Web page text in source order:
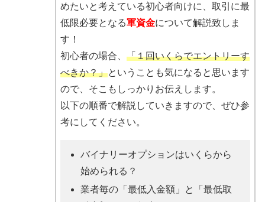
めたいと考えている初心者向けに、取引に最
低限必要となる軍資金について解説致しま
す！
初心者の場合、 「１回いくらでエントリーす
べきか？」ということも気になると思います
ので、そこもしっかりお伝えします。
以下の順番で解説していきますので、ぜひ参
考にしてください。
バイナリーオプションはいくらから
始められる？
業者毎の「最低入金額」と「最低取